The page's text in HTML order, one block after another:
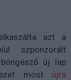
azt a
szponzorált
új lap
most újra